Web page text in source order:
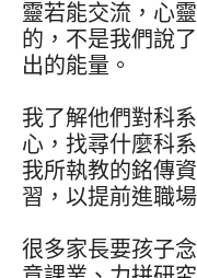
靈若能交流，心
的，不是我們說
出的能量。
我了解他們對科
心，找尋什麼科
我所執教的銘傳
習，以提前進職
很多家長要孩子